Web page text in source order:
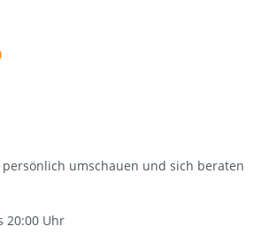
umschauen und sich beraten
20:00 Uhr